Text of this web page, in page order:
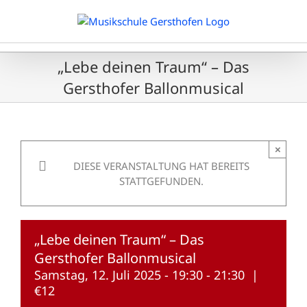
„Lebe deinen Traum“ – Das
Gersthofer Ballonmusical
DIESE VERANSTALTUNG HAT BEREITS
STATTGEFUNDEN.
×
„Lebe deinen Traum“ – Das
Gersthofer Ballonmusical
Samstag, 12. Juli 2025 - 19:30 - 21:30 |
€12